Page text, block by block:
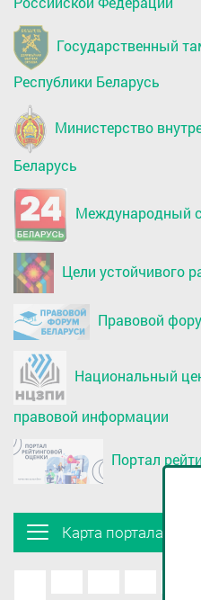
Государственный
Республики Беларусь
Министерство
Беларусь
Международный
Цели устойчивого
Правовой
Национальный
правовой информации
Портал
Карта портала